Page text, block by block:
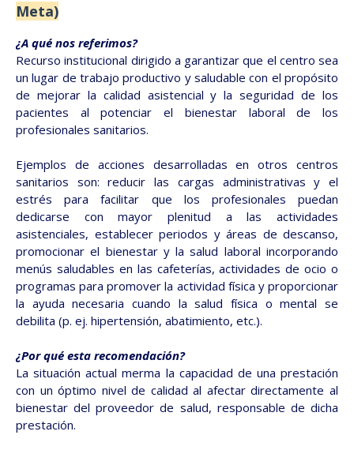
Meta)
¿A qué nos referimos?
Recurso institucional dirigido a garantizar que el centro sea
un lugar de trabajo productivo y saludable con el propósito
de mejorar la calidad asistencial y la seguridad de los
pacientes al potenciar el bienestar laboral de los
profesionales sanitarios.
Ejemplos de acciones desarrolladas en otros centros
sanitarios son: reducir las cargas administrativas y el
estrés para facilitar que los profesionales puedan
dedicarse con mayor plenitud a las actividades
asistenciales, establecer periodos y áreas de descanso,
promocionar el bienestar y la salud laboral incorporando
menús saludables en las cafeterías, actividades de ocio o
programas para promover la actividad física y proporcionar
la ayuda necesaria cuando la salud física o mental se
debilita (p. ej. hipertensión, abatimiento, etc.).
¿Por qué esta recomendación?
La situación actual merma la capacidad de una prestación
con un óptimo nivel de calidad al afectar directamente al
bienestar del proveedor de salud, responsable de dicha
prestación.